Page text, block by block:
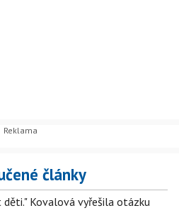
články
děti." Kovalová vyřešila otázku